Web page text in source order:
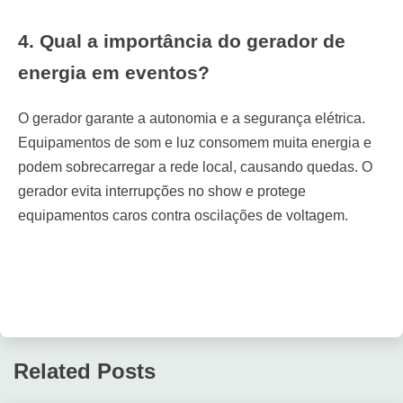
4. Qual a importância do gerador de
energia em eventos?
O gerador garante a autonomia e a segurança elétrica.
Equipamentos de som e luz consomem muita energia e
podem sobrecarregar a rede local, causando quedas. O
gerador evita interrupções no show e protege
equipamentos caros contra oscilações de voltagem.
Related Posts